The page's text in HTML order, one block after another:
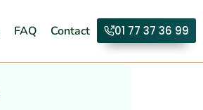
FAQ Contact 01 77 37 36 99